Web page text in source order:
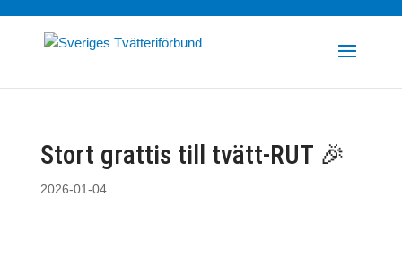
Stort grattis till tvätt-RUT 🎉
2026-01-04